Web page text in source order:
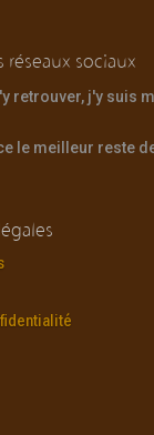
réseaux sociaux
retrouver, j'y suis
le meilleur reste